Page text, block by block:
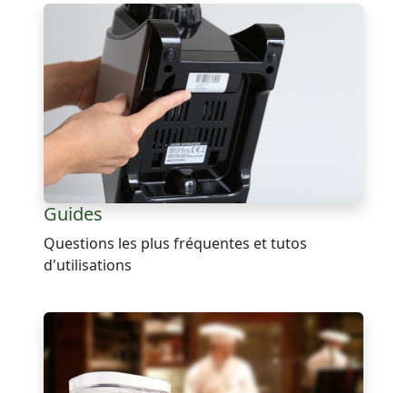
Guides
Questions les plus fréquentes et tutos
d'utilisations